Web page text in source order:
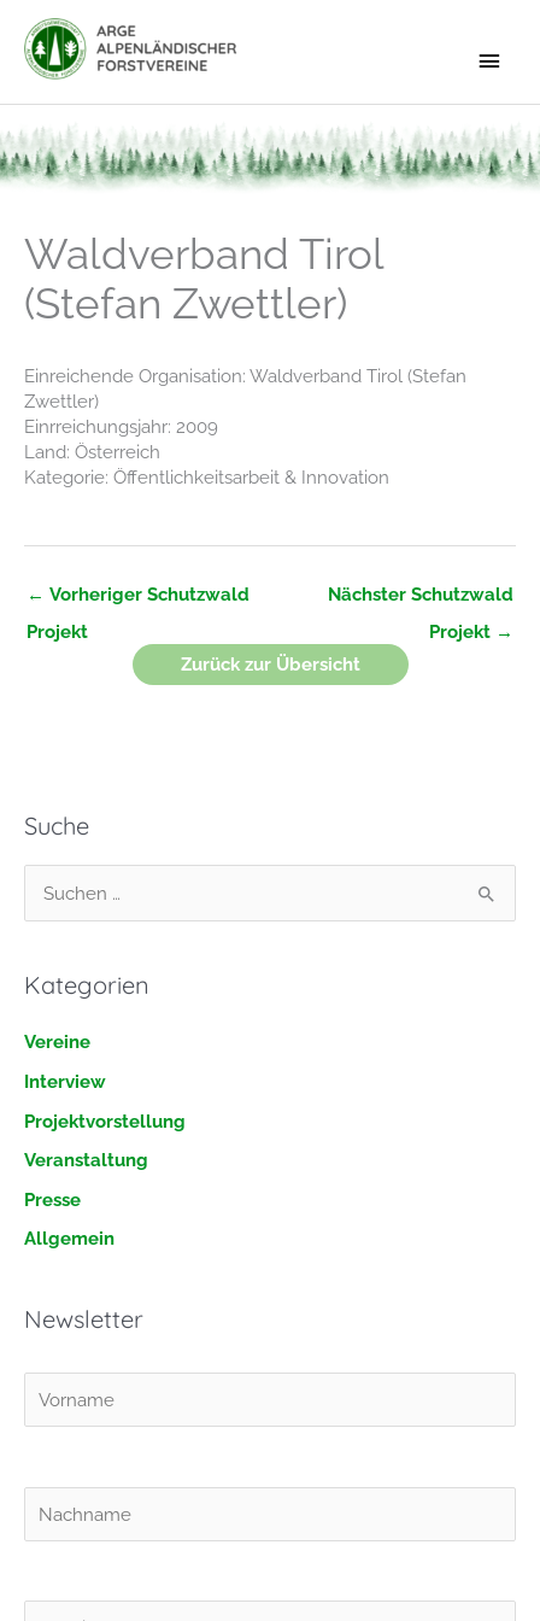
Inhalt
springen
Waldverband Tirol
(Stefan Zwettler)
Einreichende Organisation: Waldverband Tirol (Stefan
Zwettler)
Einrreichungsjahr: 2009
Land: Österreich
Kategorie: Öffentlichkeitsarbeit & Innovation
← Vorheriger Schutzwald
Projekt
Nächster Schutzwald
Projekt →
Zurück zur Übersicht
Suche
u
h
n
a
c
h
Kategorien
Vereine
Interview
Projektvorstellung
Veranstaltung
Presse
Allgemein
Newsletter